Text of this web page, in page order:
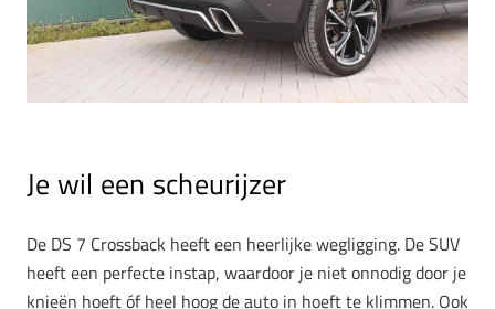
Je wil een scheurijzer
De DS 7 Crossback heeft een heerlijke wegligging. De SUV
heeft een perfecte instap, waardoor je niet onnodig door je
knieën hoeft óf heel hoog de auto in hoeft te klimmen. Ook